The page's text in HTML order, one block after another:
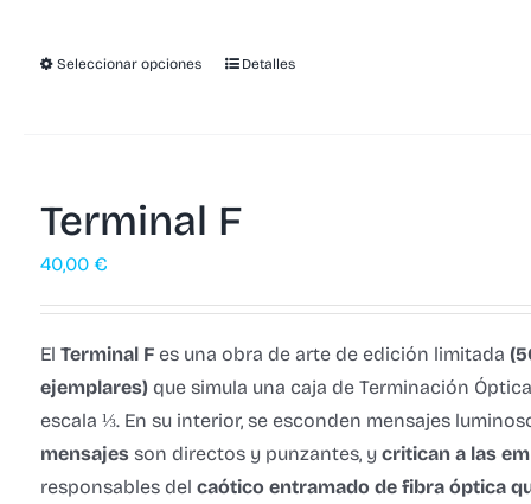
Seleccionar opciones Detalles
Terminal F
40,00 €
El Terminal F es una obra de arte de edición limitada
ejemplares) que simula una caja de Terminación Óptica
escala ⅓. En su interior, se esconden mensajes
mensajes son directos y punzantes, y critican a las
responsables del caótico entramado de fibra óptica